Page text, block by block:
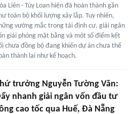
Liên - Túy Loan hiện đã hoàn thành gần
toàn bộ khối lượng xây lắp. Tuy nhiên,
vướng mắc trong tái định cư, giải ngân
giải phóng mặt bằng và một số điểm kết
chưa đồng bộ đang khiến dự án chưa thể
thành lại như kế hoạch.
trưởng Nguyễn Tường Văn:
nhanh giải ngân vốn đầu tư
cao tốc qua Huế, Đà Nẵng